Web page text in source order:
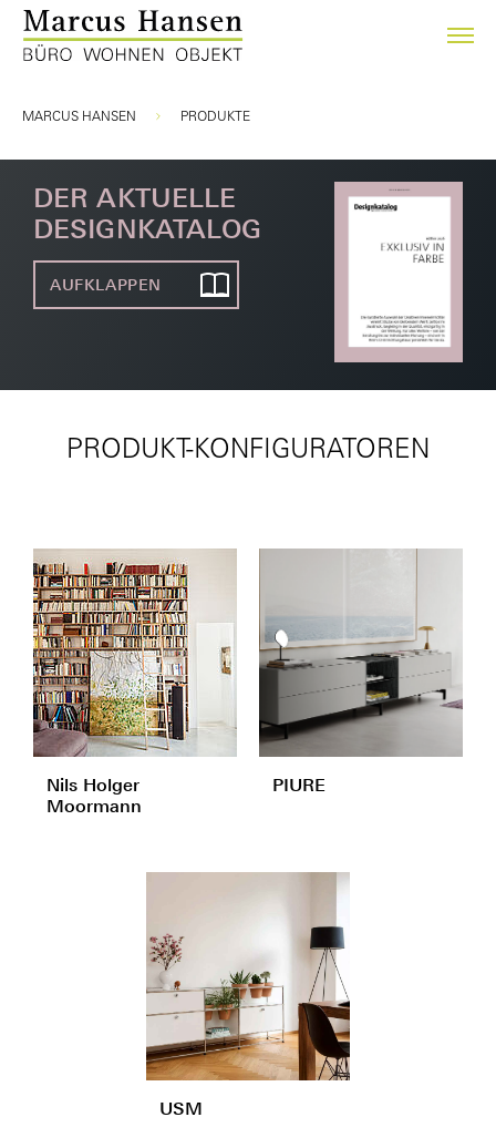
Sie sind hier:
MARCUS HANSEN PRODUKTE
DER AKTUELLE
DESIGNKATALOG
AUFKLAPPEN
PRODUKT-KONFIGURATOREN
Nils Holger
Moormann
PIURE
USM